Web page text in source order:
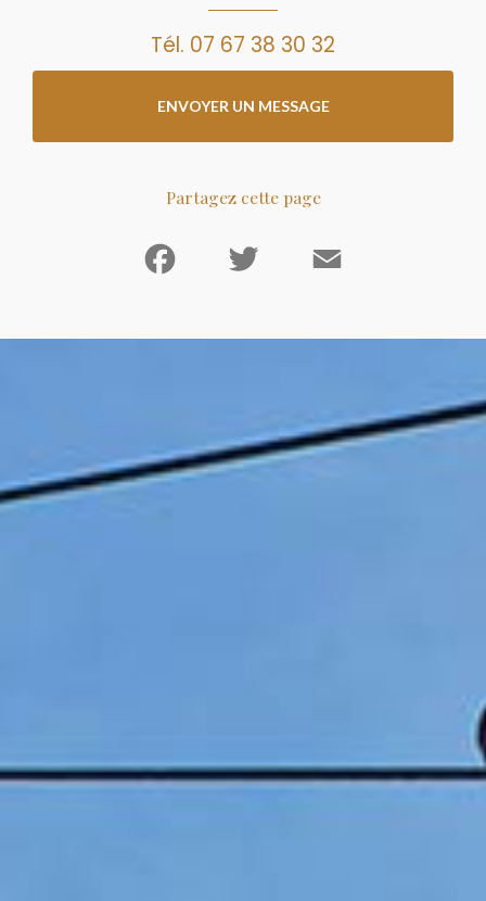
Tél. 07 67 38 30 32
ENVOYER UN MESSAGE
Partagez cette page